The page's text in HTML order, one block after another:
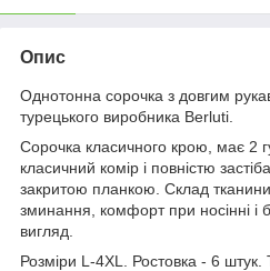
Опис
Однотонна сорочка з довгим
турецького виробника Berluti.
Сорочка класичного крою, має 2
класичний комір і повністю
закритою планкою. Склад
зминання, комфорт при носінні і
вигляд.
Розміри L-4XL. Ростовка - 6 штук.